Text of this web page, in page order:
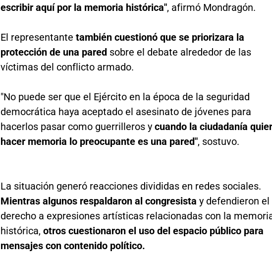
escribir aquí por la memoria histórica", afirmó Mondragón.
El representante también cuestionó que se priorizara la
protección de una pared sobre el debate alrededor de las
víctimas del conflicto armado.
"No puede ser que el Ejército en la época de la seguridad
democrática haya aceptado el asesinato de jóvenes para
hacerlos pasar como guerrilleros y cuando la ciudadanía
hacer memoria lo preocupante es una pared", sostuvo.
La situación generó reacciones divididas en redes sociales.
Mientras algunos respaldaron al congresista y defendieron el
derecho a expresiones artísticas relacionadas con la
histórica, otros cuestionaron el uso del espacio público para
mensajes con contenido político.